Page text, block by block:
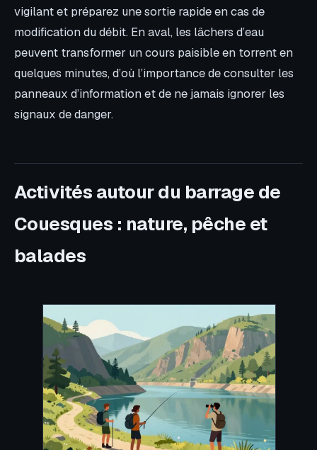
vigilant et préparez une sortie rapide en cas de
modification du débit. En aval, les lâchers d’eau
peuvent transformer un cours paisible en torrent en
quelques minutes, d’où l’importance de consulter les
panneaux d’information et de ne jamais ignorer les
signaux de danger.
Activités autour du barrage de
Couesques : nature, pêche et
balades